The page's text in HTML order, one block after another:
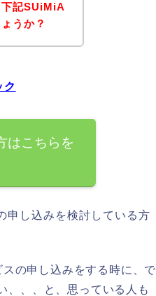
下記SUiMiA
うか？
ク
はこちらを
申し込みを検討している方
の申し込みをする時に、で
、、、と、思っている人も